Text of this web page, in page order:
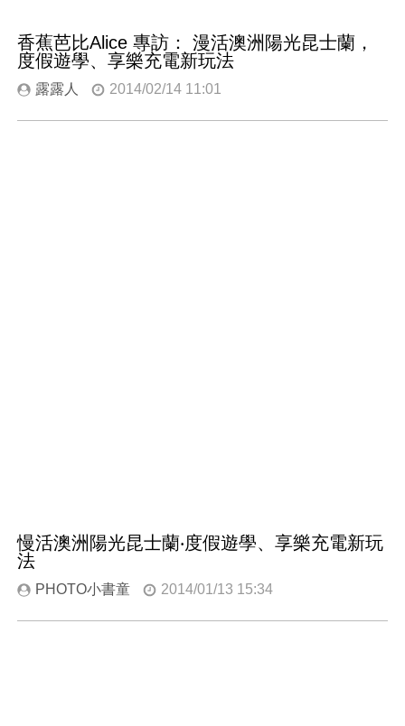
香蕉芭比Alice 專訪： 漫活澳洲陽光昆士蘭，
度假遊學、享樂充電新玩法
露露人 2014/02/14 11:01
慢活澳洲陽光昆士蘭‧度假遊學、享樂充電新玩
法
PHOTO小書童 2014/01/13 15:34